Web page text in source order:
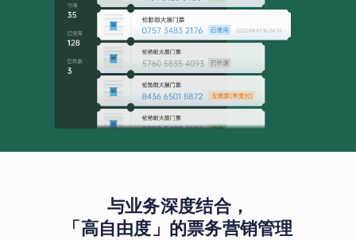
与业务深度结合，
「高自由度」的票务营销管理